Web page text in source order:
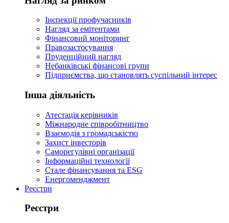
Інспекції профучасників
Нагляд за емітентами
Фінансовий моніторинг
Правозастосування
Пруденційний нагляд
Небанківські фінансові групи
Підприємства, що становлять суспільний інтерес
Інша діяльність
Атестація керівників
Міжнародне співробітництво
Взаємодія з громадськістю
Захист інвесторів
Саморегулівні організації
Інформаційні технології
Стале фінансування та ESG
Енергоменджмент
Реєстри
Реєстри